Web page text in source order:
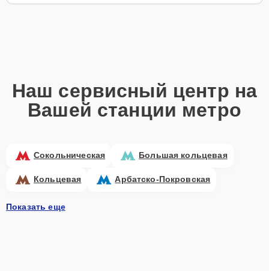
Наш сервисный центр на
Вашей станции метро
Сокольническая Большая кольцевая
Кольцевая Арбатско-Покровская
Показать еще